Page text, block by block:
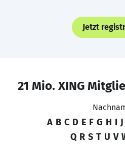
Jetzt
21 Mio. XING
A B C D E F G H I J
Q R S T U V